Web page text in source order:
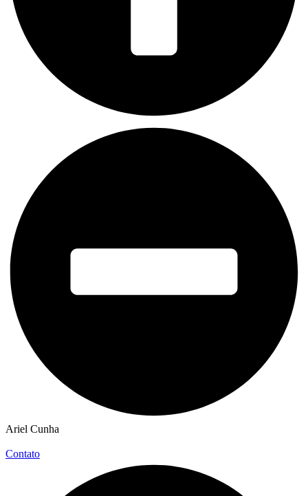
Ariel Cunha
Contato